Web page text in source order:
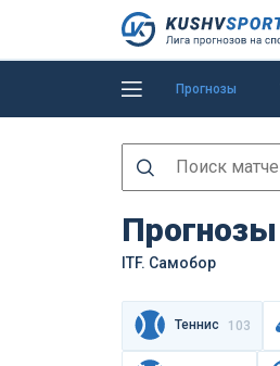
Прогнозы
ITF. Самобор
Теннис 103